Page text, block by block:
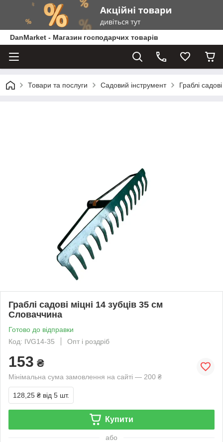
DanMarket - Магазин господарчих товарів
Товари та послуги Садовий інструмент Граблі садові
Граблі садові міцні 14 зубців 35 см
Словаччина
Готово до відправки
Код: IVG14-35
Опт і роздріб
153 ₴
Мінімальна сума замовлення на сайті — 200 ₴
128,25 ₴ від 5 шт.
Купити
або